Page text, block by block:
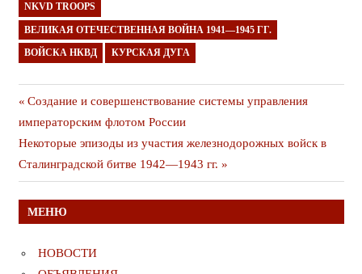
NKVD TROOPS
ВЕЛИКАЯ ОТЕЧЕСТВЕННАЯ ВОЙНА 1941—1945 ГГ.
ВОЙСКА НКВД КУРСКАЯ ДУГА
Навигация
по
записям
Предыдущая
публикация
Создание и совершенствование системы управления
императорским флотом России
Следующая
публикация
Некоторые эпизоды из участия железнодорожных войск в
Сталинградской битве 1942—1943 гг.
МЕНЮ
НОВОСТИ